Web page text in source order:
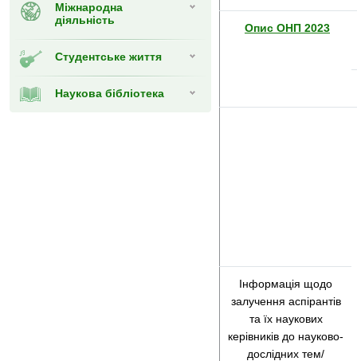
Міжнародна
діяльність
Студентське життя
Наукова бібліотека
Опис ОНП 2023
Інформація щодо
залучення аспірантів
та їх наукових
керівників до науково-
дослідних тем/